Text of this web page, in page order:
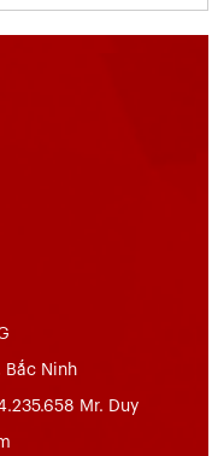
Bắc Ninh
Mr. Duy